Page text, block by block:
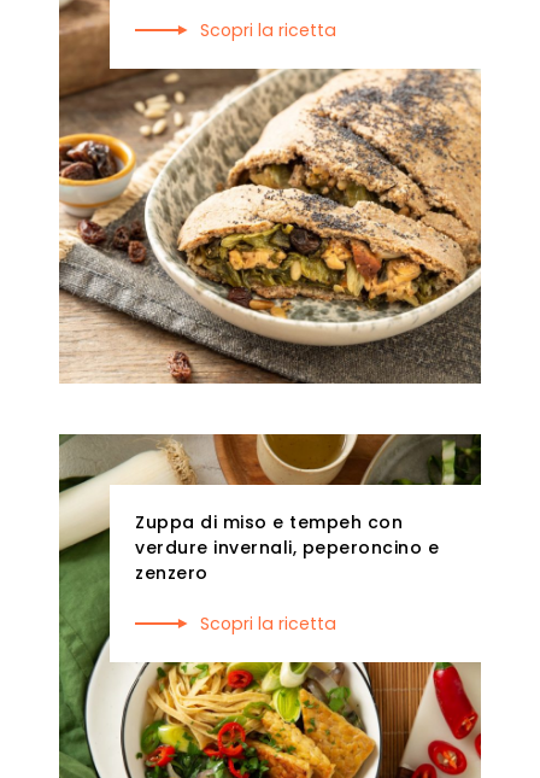
Scopri la ricetta
Zuppa di miso e tempeh con
verdure invernali, peperoncino e
zenzero
Scopri la ricetta